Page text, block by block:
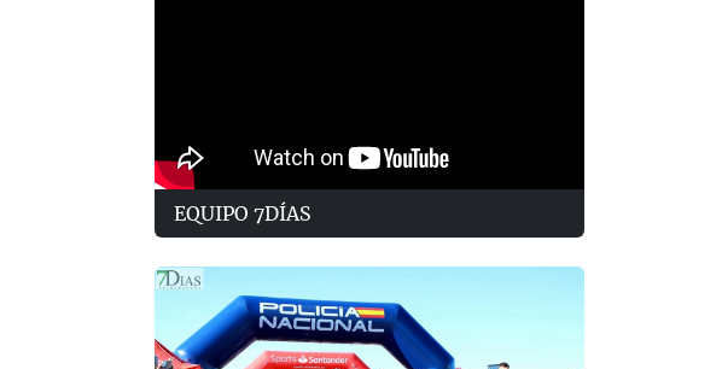
EQUIPO 7DÍAS